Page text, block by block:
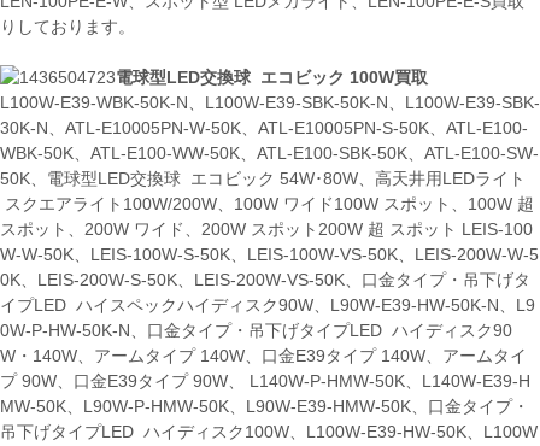
りしております。
電球型LED交換球 エコビック 100W買取
L100W-E39-WBK-50K-N、L100W-E39-SBK-50K-N、L100W-E39-SBK-
30K-N、ATL-E10005PN-W-50K、ATL-E10005PN-S-50K、ATL-E100-
WBK-50K、ATL-E100-WW-50K、ATL-E100-SBK-50K、ATL-E100-SW-
50K、電球型LED交換球 エコビック 54W･80W、高天井用LEDライト
スクエアライト100W/200W、100W ワイド100W スポット、100W 超
スポット、200W ワイド、200W スポット200W 超 スポット LEIS-100
W-W-50K、LEIS-100W-S-50K、LEIS-100W-VS-50K、LEIS-200W-W-5
0K、LEIS-200W-S-50K、LEIS-200W-VS-50K、口金タイプ・吊下げタ
イプLED ハイスペックハイディスク90W、L90W-E39-HW-50K-N、L9
0W-P-HW-50K-N、口金タイプ・吊下げタイプLED ハイディスク90
W・140W、アームタイプ 140W、口金E39タイプ 140W、アームタイ
プ 90W、口金E39タイプ 90W、 L140W-P-HMW-50K、L140W-E39-H
MW-50K、L90W-P-HMW-50K、L90W-E39-HMW-50K、口金タイプ・
吊下げタイプLED ハイディスク100W、L100W-E39-HW-50K、L100W